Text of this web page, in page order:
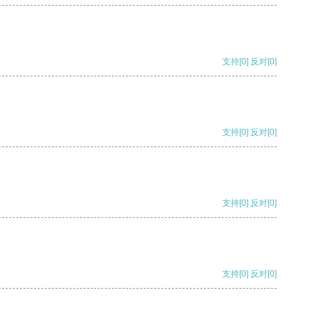
支持[0] 反对[0]
支持[0] 反对[0]
支持[0] 反对[0]
支持[0] 反对[0]